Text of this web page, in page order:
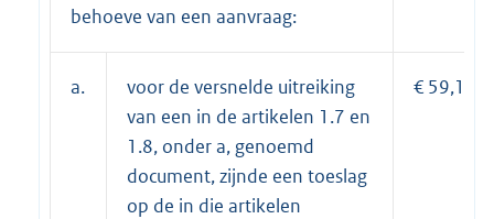
behoeve van een aanvraag:
a.
voor de versnelde uitreiking
van een in de artikelen 1.7 en
1.8, onder a, genoemd
document, zijnde een toeslag
op de in die artikelen
€ 59,10;